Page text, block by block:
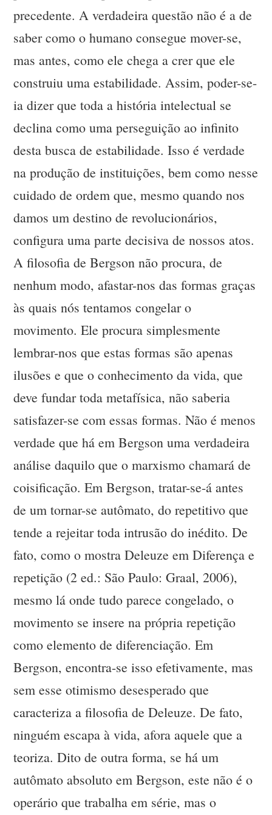
precedente. A verdadeira questão não é a de
saber como o humano consegue mover-se,
mas antes, como ele chega a crer que ele
construiu uma estabilidade. Assim, poder-se-
ia dizer que toda a história intelectual se
declina como uma perseguição ao infinito
desta busca de estabilidade. Isso é verdade
na produção de instituições, bem como nesse
cuidado de ordem que, mesmo quando nos
damos um destino de revolucionários,
configura uma parte decisiva de nossos atos.
A filosofia de Bergson não procura, de
nenhum modo, afastar-nos das formas graças
às quais nós tentamos congelar o
movimento. Ele procura simplesmente
lembrar-nos que estas formas são apenas
ilusões e que o conhecimento da vida, que
deve fundar toda metafísica, não saberia
satisfazer-se com essas formas. Não é menos
verdade que há em Bergson uma verdadeira
análise daquilo que o marxismo chamará de
coisificação. Em Bergson, tratar-se-á antes
de um tornar-se autômato, do repetitivo que
tende a rejeitar toda intrusão do inédito. De
fato, como o mostra Deleuze em Diferença e
repetição (2 ed.: São Paulo: Graal, 2006),
mesmo lá onde tudo parece congelado, o
movimento se insere na própria repetição
como elemento de diferenciação. Em
Bergson, encontra-se isso efetivamente, mas
sem esse otimismo desesperado que
caracteriza a filosofia de Deleuze. De fato,
ninguém escapa à vida, afora aquele que a
teoriza. Dito de outra forma, se há um
autômato absoluto em Bergson, este não é o
operário que trabalha em série, mas o